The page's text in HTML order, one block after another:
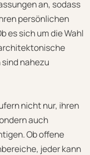
an, sodass
persönlichen
es sich um die Wahl
nahezu
nicht nur, ihren
auch
Ob offene
jeder kann